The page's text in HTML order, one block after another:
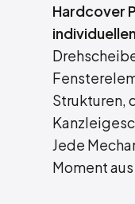
Hardcover
Strukturen,
Jede
Moment